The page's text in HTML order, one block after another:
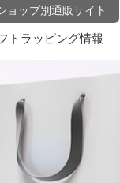
ョップ別通販サイト
トラッピング情報